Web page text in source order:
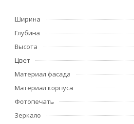
Ширина
Глубина
Высота
Цвет
Материал фасада
Материал корпуса
Фотопечать
Зеркало